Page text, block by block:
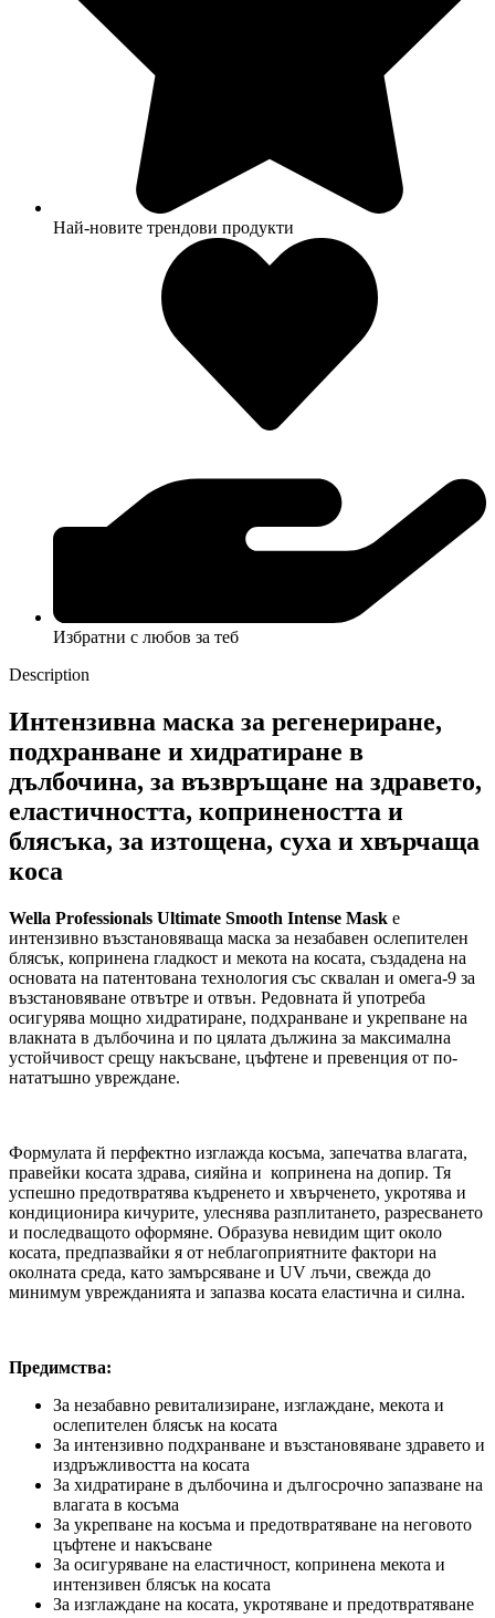
Най-новите трендови продукти
Избратни с любов за теб
Description
Интензивна маска за регенериране,
подхранване и хидратиране в
дълбочина, за възвръщане на здравето,
еластичността, копринеността и
блясъка, за изтощена, суха и хвърчаща
коса
Wella Professionals Ultimate Smooth Intense Mask е
интензивно възстановяваща маска за незабавен ослепителен
блясък, копринена гладкост и мекота на косата, създадена на
основата на патентована технология със сквалан и омега-9 за
възстановяване отвътре и отвън. Редовната й употреба
осигурява мощно хидратиране, подхранване и укрепване на
влакната в дълбочина и по цялата дължина за максимална
устойчивост срещу накъсване, цъфтене и превенция от по-
нататъшно увреждане.
Формулата й перфектно изглажда косъма, запечатва влагата,
правейки косата здрава, сияйна и копринена на допир. Тя
успешно предотвратява къдренето и хвърченето, укротява и
кондиционира кичурите, улеснява разплитането, разресването
и последващото оформяне. Образува невидим щит около
косата, предпазвайки я от неблагоприятните фактори на
околната среда, като замърсяване и UV лъчи, свежда до
минимум уврежданията и запазва косата еластична и силна.
Предимства:
За незабавно ревитализиране, изглаждане, мекота и
ослепителен блясък на косата
За интензивно подхранване и възстановяване здравето и
издръжливостта на косата
За хидратиране в дълбочина и дългосрочно запазване на
влагата в косъма
За укрепване на косъма и предотвратяване на неговото
цъфтене и накъсване
За осигуряване на еластичност, копринена мекота и
интензивен блясък на косата
За изглаждане на косата, укротяване и предотвратяване